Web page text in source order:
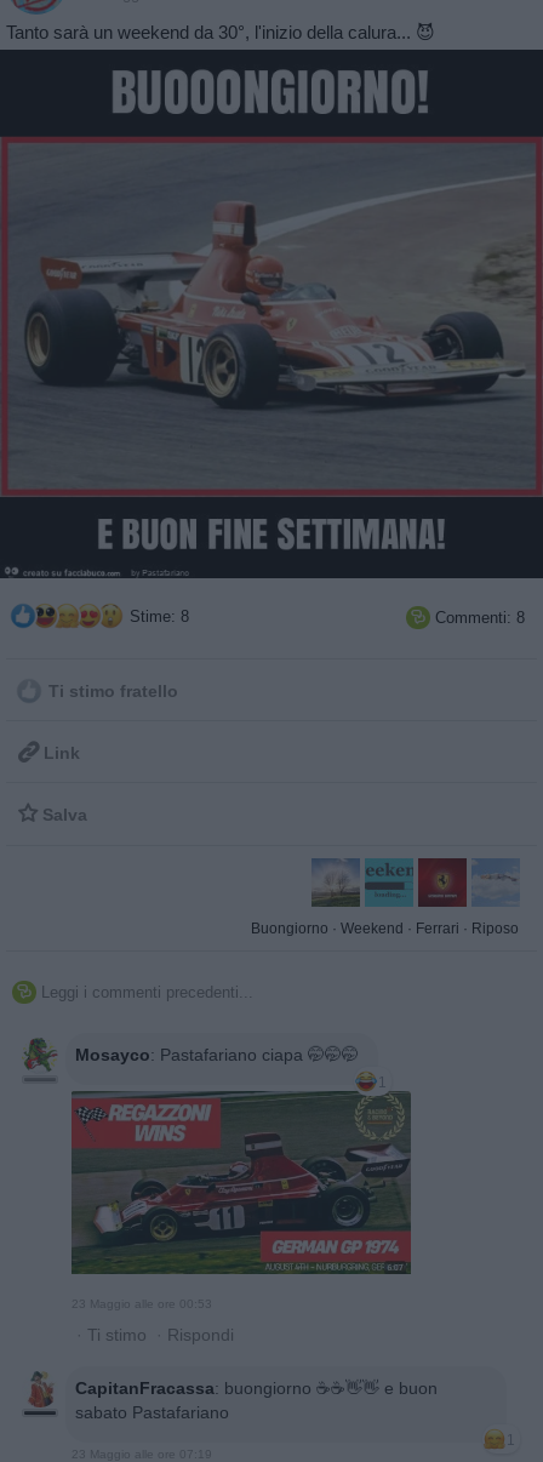
Tanto sarà un weekend da 30°, l'inizio della calura... 😈
Stime: 8  Commenti: 8
Ti stimo fratello
 Link
 Salva
Buongiorno · Weekend · Ferrari · Riposo
 Leggi i commenti precedenti...
Mosayco: Pastafariano ciapa 🤭🤭🤭
1
23 Maggio alle ore 00:53
· Ti stimo · Rispondi
CapitanFracassa: buongiorno ☕️☕️👋👋 e buon
sabato Pastafariano
1
23 Maggio alle ore 07:19